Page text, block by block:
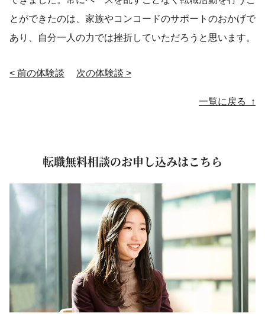
とができたのは、家族やコンコードのサポートのおかげで
あり、自分一人の力では挫折していただろうと思います。
< 前の体験談 次の体験談 >
一覧に戻る ↑
転職無料相談のお申し込みはこちら